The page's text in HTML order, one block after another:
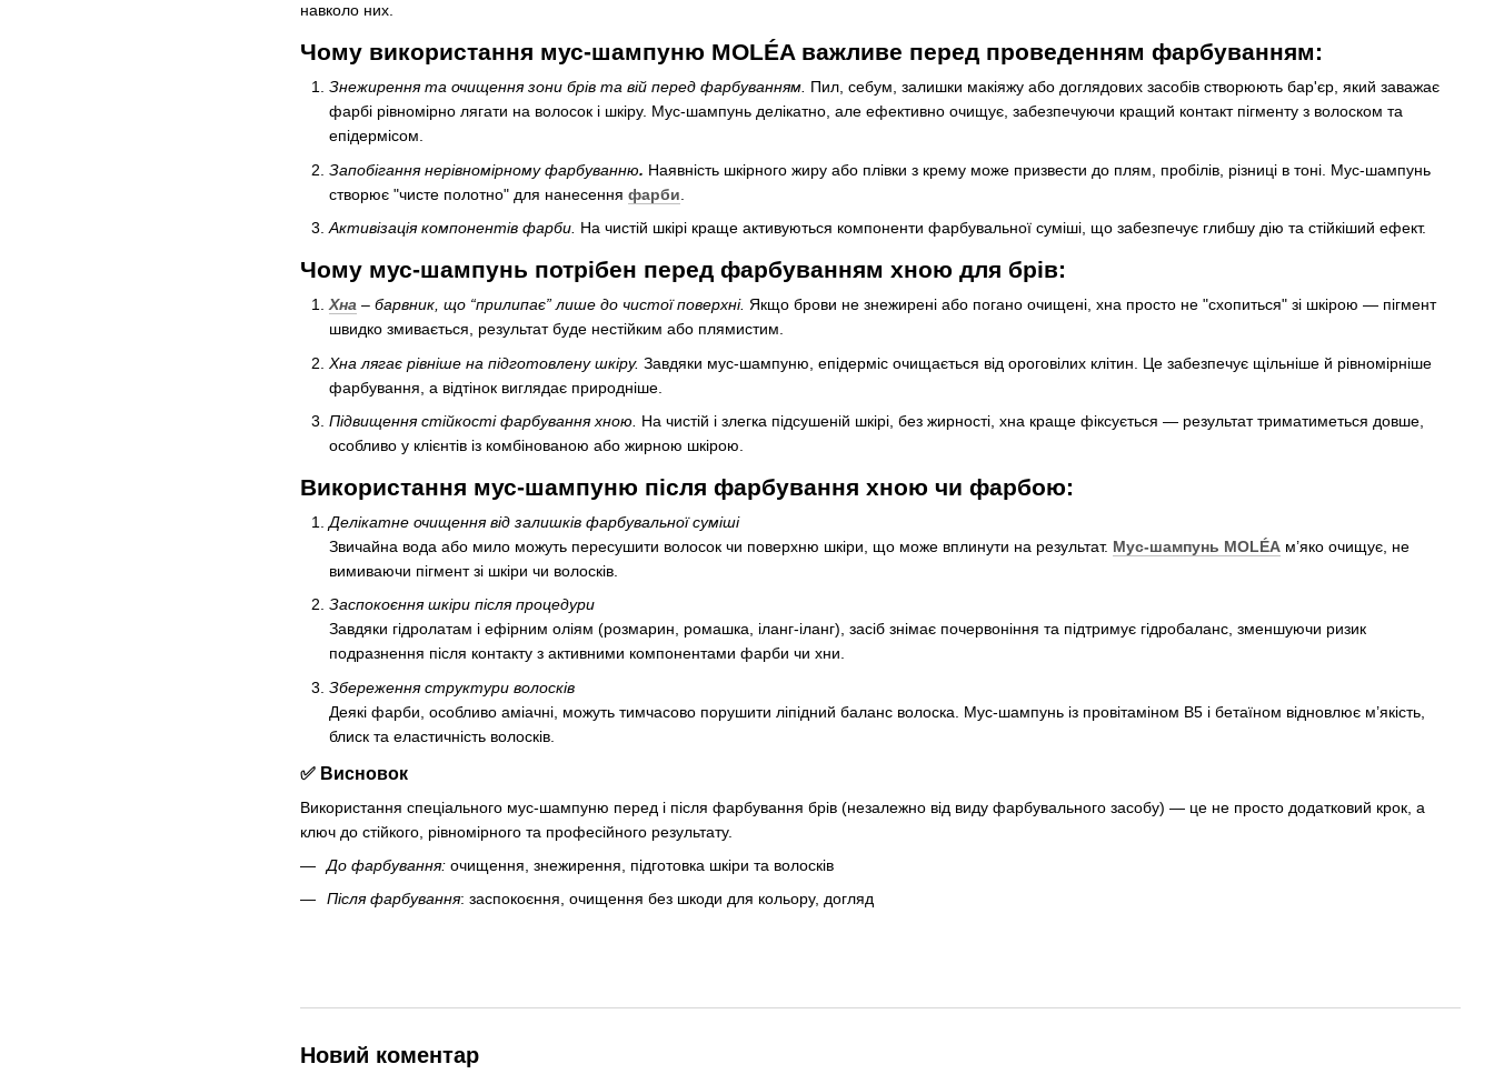
навколо них.
Чому використання мус-шампуню MOLÉA важливе перед проведенням фарбуванням:
Знежирення та очищення зони брів та вій перед фарбуванням. Пил, себум, залишки макіяжу або доглядових засобів створюють бар'єр, який заважає
фарбі рівномірно лягати на волосок і шкіру. Мус-шампунь делікатно, але ефективно очищує, забезпечуючи кращий контакт пігменту з волоском та
епідермісом.
Запобігання нерівномірному фарбуванню. Наявність шкірного жиру або плівки з крему може призвести до плям, пробілів, різниці в тоні. Мус-шампунь
створює "чисте полотно" для нанесення фарби
Активізація компонентів фарби. На чистій шкірі краще активуються компоненти фарбувальної суміші, що забезпечує глибшу дію та стійкіший ефект.
Чому мус-шампунь потрібен перед фарбуванням хною для брів:
Хна – барвник, що “прилипає” лише до чистої поверхні. Якщо брови не знежирені або погано очищені, хна просто не "схопиться" зі шкірою — пігмент
швидко змивається, результат буде нестійким або плямистим.
Хна лягає рівніше на підготовлену шкіру. Завдяки мус-шампуню, епідерміс очищається від ороговілих клітин. Це забезпечує щільніше й рівномірніше
фарбування, а відтінок виглядає природніше.
Підвищення стійкості фарбування хною. На чистій і злегка підсушеній шкірі, без жирності, хна краще фіксується — результат триматиметься довше,
особливо у клієнтів із комбінованою або жирною шкірою.
Використання мус-шампуню після фарбування хною чи фарбою:
Делікатне очищення від залишків фарбувальної суміші
Звичайна вода або мило можуть пересушити волосок чи поверхню шкіри, що може вплинути на результат. Мус-шампунь MOLÉA м’яко очищує, не
вимиваючи пігмент зі шкіри чи волосків.
Заспокоєння шкіри після процедури
Завдяки гідролатам і ефірним оліям (розмарин, ромашка, іланг-іланг), засіб знімає почервоніння та підтримує гідробаланс, зменшуючи ризик
подразнення після контакту з активними компонентами фарби чи хни.
Збереження структури волосків
Деякі фарби, особливо аміачні, можуть тимчасово порушити ліпідний баланс волоска. Мус-шампунь із провітаміном B5 і бетаїном відновлює м’якість,
блиск та еластичність волосків.
✅ Висновок
Використання спеціального мус-шампуню перед і після фарбування брів (незалежно від виду фарбувального засобу) — це не просто додатковий крок, а
ключ до стійкого, рівномірного та професійного результату.
До фарбування: очищення, знежирення, підготовка шкіри та волосків
Після фарбування: заспокоєння, очищення без шкоди для кольору, догляд
Новий коментар